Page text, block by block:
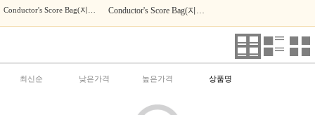
Deluxe
최신순 낮은가격 높은가격 상품명